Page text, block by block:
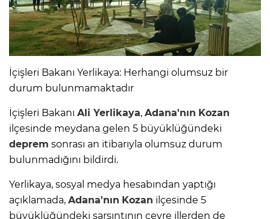
İçişleri Bakanı Yerlikaya: Herhangi olumsuz bir
durum bulunmamaktadır
İçişleri Bakanı Ali Yerlikaya, Adana'nın Kozan
ilçesinde meydana gelen 5 büyüklüğündeki
deprem sonrası an itibarıyla olumsuz durum
bulunmadığını bildirdi.
Yerlikaya, sosyal medya hesabından yaptığı
açıklamada, Adana'nın Kozan ilçesinde 5
büyüklüğündeki sarsıntının çevre illerden de